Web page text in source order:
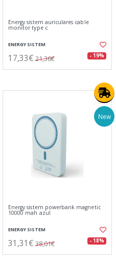
Energy sistem auriculares cable
monitor type c
ENERGY SISTEM
17,33€ 21,36€ - 19%
New
Energy sistem powerbank magnetic
10000 mah azul
ENERGY SISTEM
31,31€ 38,01€ - 18%